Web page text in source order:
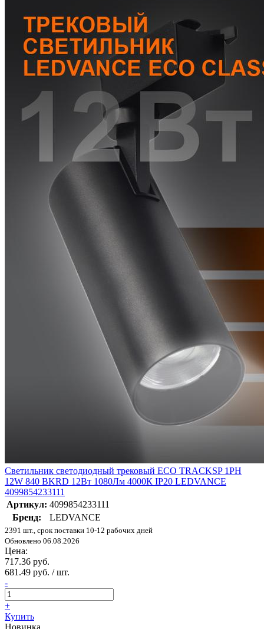
Светильник светодиодный трековый ECO TRACKSP 1PH
12W 840 BKRD 12Вт 1080Лм 4000К IP20 LEDVANCE
4099854233111
Артикул: 4099854233111
Бренд:
LEDVANCE
2391 шт., срок поставки 10-12 рабочих дней
Обновлено 06.08.2026
Цена:
717.36 руб.
681.49 руб. / шт.
-
+
Купить
Новинка